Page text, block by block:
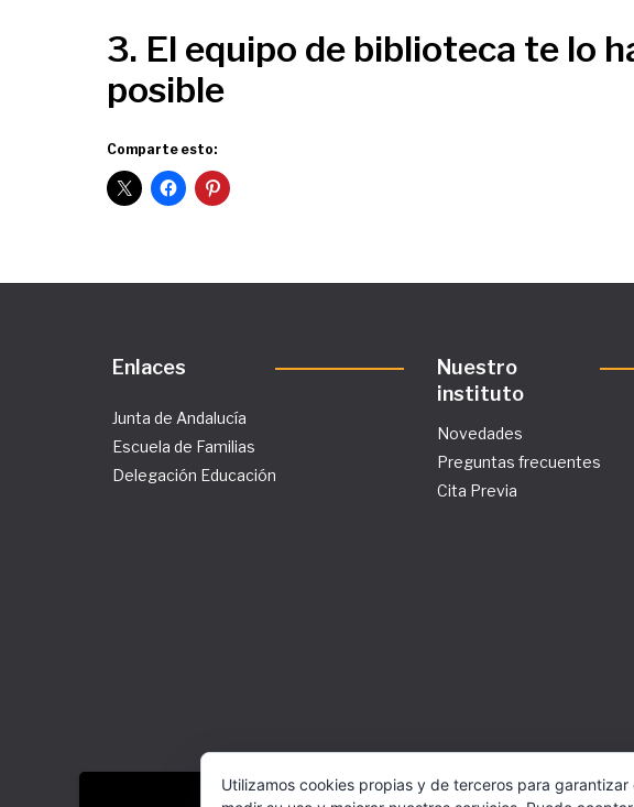
3. El equipo de biblioteca te lo
posible
Comparte esto:
Enlaces
Junta de Andalucía
Escuela de Familias
Delegación Educación
Nuestro
instituto
Novedades
Preguntas frecuentes
Cita Previa
Utilizamos cookies propias y de terceros para